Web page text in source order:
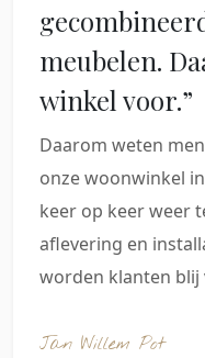
meubelen.
winkel voor.”
Daarom weten
onze woonwinkel
keer op keer weer
aflevering en
worden klanten blij
Jan Willem Pot